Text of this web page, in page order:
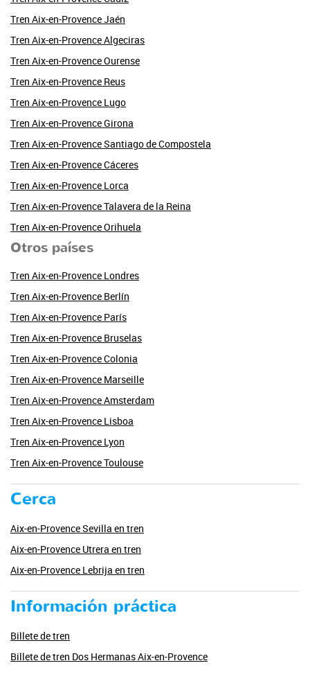
Tren Aix-en-Provence Jaén
Tren Aix-en-Provence Algeciras
Tren Aix-en-Provence Ourense
Tren Aix-en-Provence Reus
Tren Aix-en-Provence Lugo
Tren Aix-en-Provence Girona
Tren Aix-en-Provence Santiago de Compostela
Tren Aix-en-Provence Cáceres
Tren Aix-en-Provence Lorca
Tren Aix-en-Provence Talavera de la Reina
Tren Aix-en-Provence Orihuela
Otros países
Tren Aix-en-Provence Londres
Tren Aix-en-Provence Berlín
Tren Aix-en-Provence París
Tren Aix-en-Provence Bruselas
Tren Aix-en-Provence Colonia
Tren Aix-en-Provence Marseille
Tren Aix-en-Provence Amsterdam
Tren Aix-en-Provence Lisboa
Tren Aix-en-Provence Lyon
Tren Aix-en-Provence Toulouse
Cerca
Aix-en-Provence Sevilla en tren
Aix-en-Provence Utrera en tren
Aix-en-Provence Lebrija en tren
Información práctica
Billete de tren
Billete de tren Dos Hermanas Aix-en-Provence